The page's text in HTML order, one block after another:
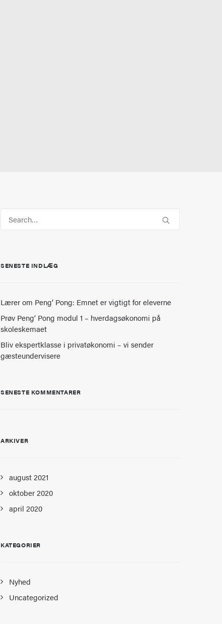
SENESTE INDLÆG
Lærer om Peng’ Pong: Emnet er vigtigt for eleverne
Prøv Peng’ Pong modul 1 – hverdagsøkonomi på
skoleskemaet
Bliv ekspertklasse i privatøkonomi – vi sender
gæsteundervisere
SENESTE KOMMENTARER
ARKIVER
august 2021
oktober 2020
april 2020
KATEGORIER
Nyhed
Uncategorized